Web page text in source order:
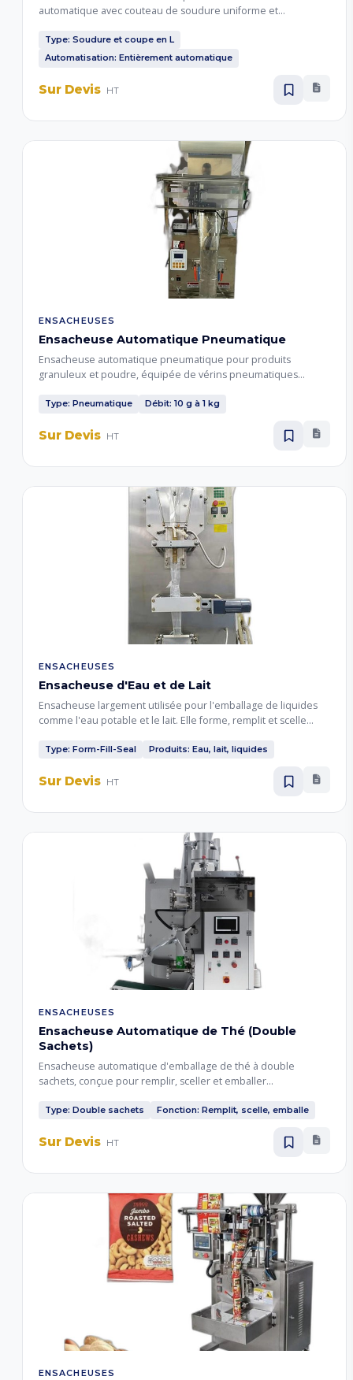
automatique avec couteau de soudure uniforme et
résistant à la chaleur revêtue de Téflon, tubes chauffants inox.
Convient aux industries pharmaceutique, alimentaire,
Type: Soudure et coupe en L
Automatisation: Entièrement automatique
Sur Devis HT
ENSACHEUSES
Ensacheuse Automatique Pneumatique
Ensacheuse automatique pneumatique pour produits
granuleux et poudre, équipée de vérins pneumatiques
remplissage de couscous et semoule, débit de 10g à 1 kg,
Type: Pneumatique Débit: 10 g à 1 kg
Sur Devis HT
ENSACHEUSES
Ensacheuse d'Eau et de Lait
Ensacheuse largement utilisée pour l'emballage de liquides
comme l'eau potable et le lait. Elle forme, remplit et scelle
hygiène optimale, une grande rapidité de production et une
aux marchés locaux.
Type: Form-Fill-Seal Produits: Eau, lait, liquides
Sur Devis HT
ENSACHEUSES
Ensacheuse Automatique de Thé (Double
Sachets)
Ensacheuse automatique d'emballage de thé à double
sachets, conçue pour remplir, sceller et emballer
Garantit une production rapide, précise et conforme aux
Type: Double sachets Fonction: Remplit, scelle, emballe
Sur Devis HT
ENSACHEUSES